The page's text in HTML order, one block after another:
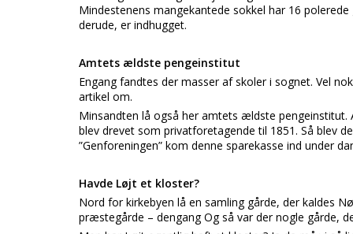
Mindestenens mangekantede sokkel har 16
derude, er indhugget.
Amtets ældste pengeinstitut
Engang fandtes der masser af skoler i sognet. Vel
artikel om.
Minsandten lå også her amtets ældste
blev drevet som privatforetagende til 1851. Så blev
”Genforeningen” kom denne sparekasse ind under
Havde Løjt et kloster?
Nord for kirkebyen lå en samling gårde, der kaldes
præstegårde – dengang Og så var der nogle gårde,